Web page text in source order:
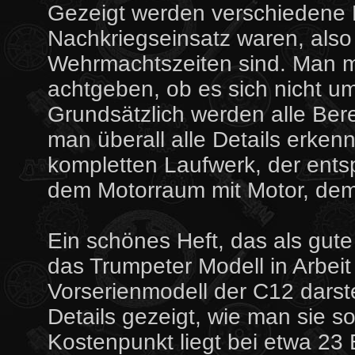
Gezeigt werden
Nachkriegseinsatz waren,
Wehrmachtszeiten sind. Man
achtgeben, ob es sich nicht
Grundsätzlich werden alle
man überall alle Details
kompletten Laufwerk, der
dem Motorraum mit Motor,
Ein schönes Heft, das als
das Trumpeter Modell in
Vorserienmodell der C12
Details gezeigt, wie man sie
Kostenpunkt liegt bei etwa 23